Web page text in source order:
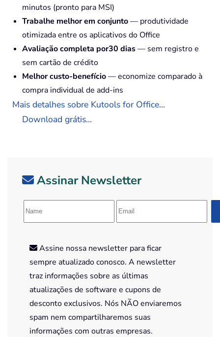
minutos (pronto para MSI)
Trabalhe melhor em conjunto— produtividade
otimizada entre os aplicativos do Office
Avaliação completa por30 dias— sem registro e
sem cartão de crédito
Melhor custo-benefício— economize comparado à
compra individual de add-ins
Mais detalhes sobre Kutools for Office...
Download grátis...
Assinar Newsletter
Assine nossa newsletter para ficar
sempre atualizado conosco. A newsletter
traz informações sobre as últimas
atualizações de software e cupons de
desconto exclusivos. Nós NÃO enviaremos
spam nem compartilharemos suas
informações com outras empresas.